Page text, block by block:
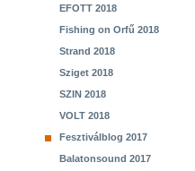
EFOTT 2018
Fishing on Orfű 2018
Strand 2018
Sziget 2018
SZIN 2018
VOLT 2018
Fesztiválblog 2017
Balatonsound 2017